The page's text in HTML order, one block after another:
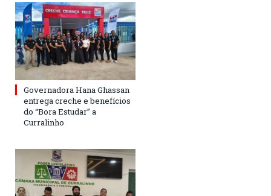
Governadora Hana Ghassan
entrega creche e benefícios
do “Bora Estudar” a
Curralinho